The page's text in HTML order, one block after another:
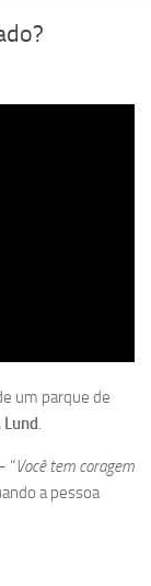
um parque de
.
“Você tem coragem
a pessoa